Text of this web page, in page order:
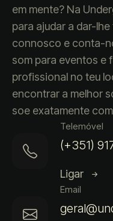
em mente? Na
para ajudar a dar-
connosco e conta-
som para eventos e
profissional no teu
encontrar a melhor
soe exatamente
Telemóvel
(+351)
Ligar
Email